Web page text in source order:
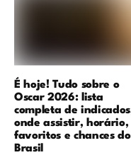
É hoje! Tudo sobre o
Oscar 2026: lista
completa de
onde assistir, horário,
favoritos e chances do
Brasil